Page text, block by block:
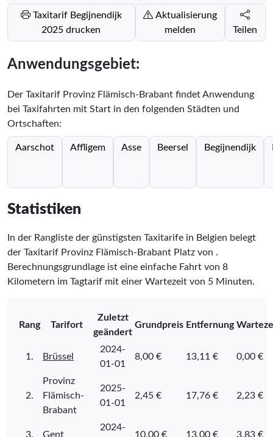
Taxitarif Begijnendijk
2025 drucken
Aktualisierung
melden
Teilen
Anwendungsgebiet:
Der Taxitarif Provinz Flämisch-Brabant findet Anwendung
bei Taxifahrten mit Start in den folgenden Städten und
Ortschaften:
Aarschot Affligem Asse Beersel Begijnendijk
Statistiken
In der Rangliste der günstigsten Taxitarife in Belgien belegt
der Taxitarif Provinz Flämisch-Brabant Platz von .
Berechnungsgrundlage ist eine einfache Fahrt von 8
Kilometern im Tagtarif mit einer Wartezeit von 5 Minuten.
Rang Tarifort
Zuletzt
geändert
Grundpreis Entfernung
1. Brüssel
2024-
01-01
8,00 € 13,11 € 0,00 €
2.
Provinz
Flämisch-
Brabant
2025-
01-01
2,45 € 17,76 € 2,23 €
3. Gent
2024-
10,00 € 13,00 € 3,83 €